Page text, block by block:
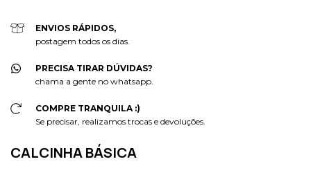
ENVIOS RÁPIDOS,
postagem todos os dias.
PRECISA TIRAR DÚVIDAS?
chama a gente no whatsapp.
COMPRE TRANQUILA :)
Se precisar, realizamos trocas e devoluções.
CALCINHA BÁSICA